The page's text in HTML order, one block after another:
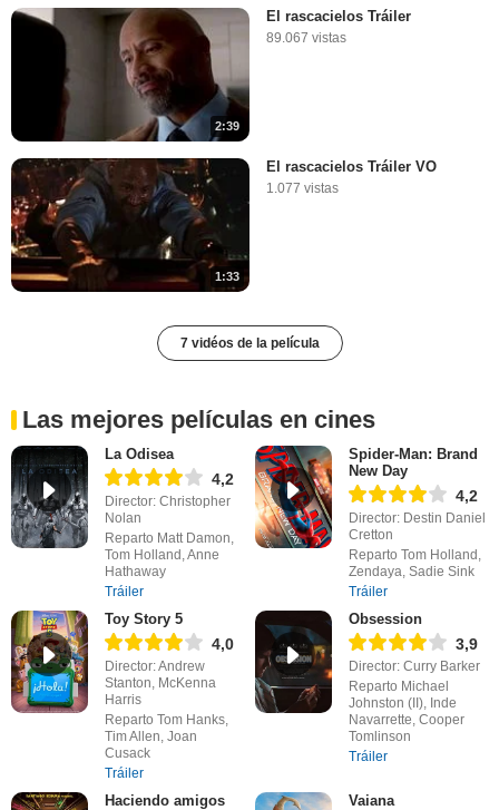
2:39
El rascacielos Tráiler
89.067 vistas
1:33
El rascacielos Tráiler VO
1.077 vistas
7 vidéos de la película
Las mejores películas en cines
La Odisea
4,2
Director: Christopher
Nolan
Reparto Matt Damon,
Tom Holland, Anne
Hathaway
Tráiler
Spider-Man: Brand
New Day
4,2
Director: Destin Daniel
Cretton
Reparto Tom Holland,
Zendaya, Sadie Sink
Tráiler
Toy Story 5
4,0
Director: Andrew
Stanton, McKenna
Harris
Reparto Tom Hanks,
Tim Allen, Joan
Cusack
Tráiler
Obsession
3,9
Director: Curry Barker
Reparto Michael
Johnston (II), Inde
Navarrette, Cooper
Tomlinson
Tráiler
Haciendo amigos Vaiana